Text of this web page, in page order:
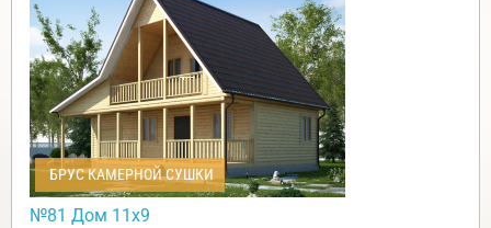
БРУС КАМЕРНОЙ СУШКИ
№81 Дом 11х9